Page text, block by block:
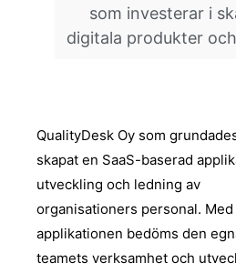
som investerar i
digitala produkter
QualityDesk Oy som
skapat en SaaS-baserad
utveckling och ledning av
organisationers personal. Med
applikationen bedöms den
teamets verksamhet och